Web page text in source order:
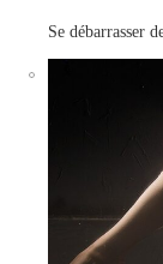
Se débarrasser